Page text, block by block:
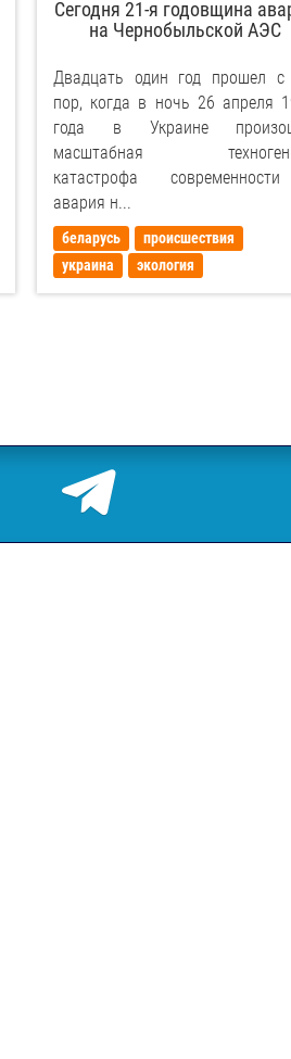
Сегодня 21-я годовщина
на Чернобыльской АЭС
Двадцать один год прошел с
пор, когда в ночь 26 апреля
года в Украине
масштабная
катастрофа
авария н...
беларусь
происшествия
украина
экология